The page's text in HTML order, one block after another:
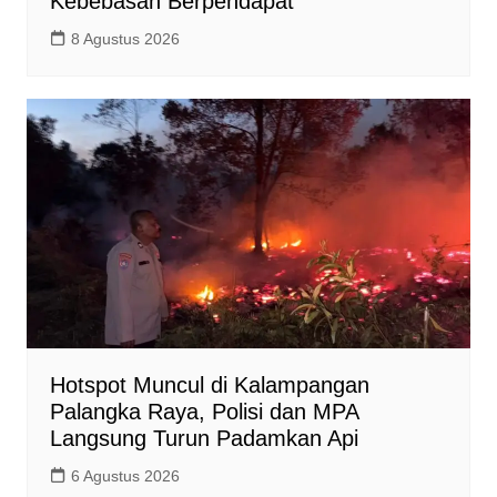
8 Agustus 2026
Hotspot Muncul di Kalampangan
Palangka Raya, Polisi dan MPA
Langsung Turun Padamkan Api
6 Agustus 2026